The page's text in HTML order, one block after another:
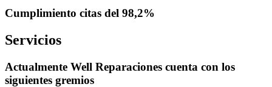
Cumplimiento citas del 98,2%
Servicios
Actualmente Well Reparaciones cuenta con los
siguientes gremios